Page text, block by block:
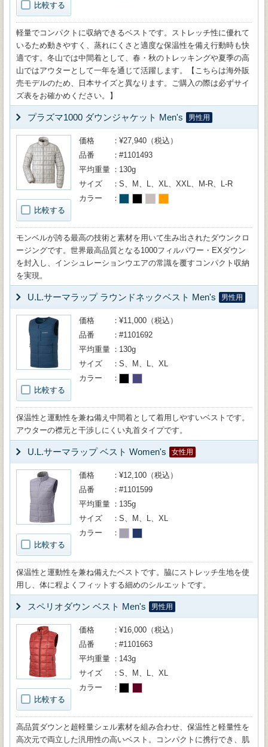
比較する
軽量でコンパクトに収納できるベストです。ストレッチ性に優れて
いるため動きやすく、蒸れにくさと適度な保温性を備え行動時も快
適です。冬山では中間着として、春・秋のトレッキングや夏季の高
山ではアウターとして一年を通じて活躍します。【こちらは海外販
売モデルのため、日本サイズと異なります。ご購入の際は必ずサイ
ズ表をお確かめください。】
プラズマ1000 ダウンジャケット Men's 男性用
比較する
価格
¥27,940（税込）
品番
#1101493
平均重量
130g
サイズ
S、M、L、XL、XXL、M-R、L-R
カラー
モンベルが誇る最高の技術と素材を用いて生み出されたダウンクロ
ージングです。世界最高品質となる1000フィルパワー・EXダウン
を封入し、インシュレーションウエアの常識を覆すコンパクト収納
を実現。
U.L.サーマラップ ラウンドネックベスト Men's 男性用
比較する
価格
¥11,000（税込）
品番
#1101692
平均重量
130g
サイズ
S、M、L、XL
カラー
保温性と運動性を兼ね備え中間着として着用しやすいベストです。
アウターの襟元と干渉しにくい丸首タイプです。
U.L.サーマラップ ベスト Women's 女性用
比較する
価格
¥12,100（税込）
品番
#1101599
平均重量
135g
サイズ
S、M、L、XL
カラー
保温性と運動性を兼ね備えたベストです。脇にストレッチ生地を使
用し、体に程よくフィットする細めのシルエットです。
スペリオダウン ベスト Men's 男性用
比較する
価格
¥16,000（税込）
品番
#1101663
平均重量
143g
サイズ
S、M、L、XL
カラー
高品質ダウンと超軽量シェル素材を組み合わせ、保温性と軽量性を
高次元で両立した汎用性の高いベスト。コンパクトに携行でき、肌